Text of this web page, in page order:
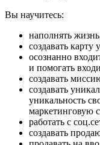
Вы научитесь:
наполнять
создавать карту
осознанно
и помогать
создавать
создавать
уникальность
маркетинговую
работать с
создавать